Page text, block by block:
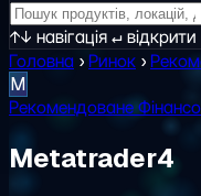
↑↓ навігація↵відкрити
Головна ›Ринок ›
M
Рекомендоване
Metatrader4